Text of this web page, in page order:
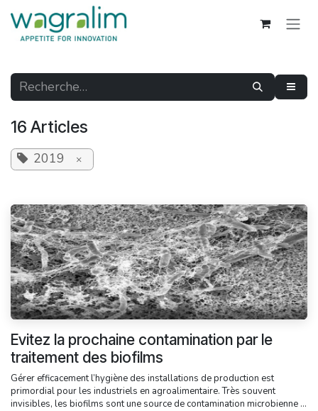
Se rendre au contenu
16 Articles
2019 ×
Evitez la prochaine contamination par le
traitement des biofilms
Gérer efficacement l’hygiène des installations de production est
primordial pour les industriels en agroalimentaire. Très souvent
invisibles, les biofilms sont une source de contamination microbienne ...